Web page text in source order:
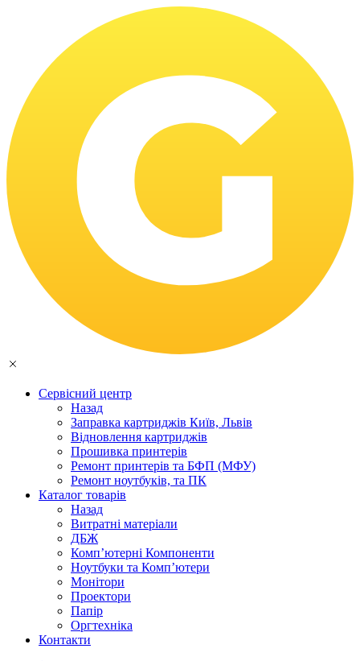
Сервісний центр
Назад
Заправка картриджів Київ, Львів
Відновлення картриджів
Прошивка принтерів
Ремонт принтерів та БФП (МФУ)
Ремонт ноутбуків, та ПК
Каталог товарів
Назад
Витратні матеріали
ДБЖ
Комп’ютерні Компоненти
Ноутбуки та Комп’ютери
Монітори
Проектори
Папір
Оргтехніка
Контакти